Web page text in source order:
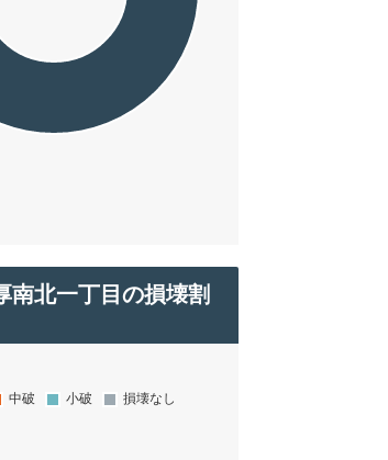
南北一丁目の損壊割